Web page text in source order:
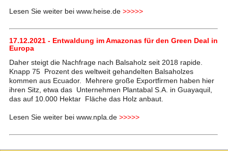
Lesen Sie weiter bei www.heise.de >>>>>
17.12.2021 - Entwaldung im Amazonas für den Green Deal in
Europa
Daher steigt die Nachfrage nach Balsaholz seit 2018 rapide.
Knapp 75 Prozent des weltweit gehandelten Balsaholzes
kommen aus Ecuador. Mehrere große Exportfirmen haben hier
ihren Sitz, etwa das Unternehmen Plantabal S.A. in Guayaquil,
das auf 10.000 Hektar Fläche das Holz anbaut.
Lesen Sie weiter bei www.npla.de >>>>>